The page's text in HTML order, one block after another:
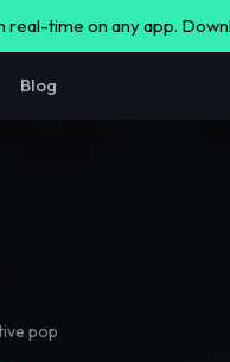
real-time on any app.
Blog
pop